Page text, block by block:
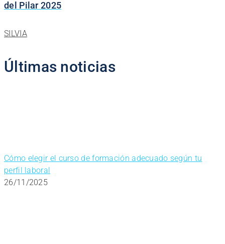
del Pilar 2025
SILVIA
Últimas noticias
Cómo elegir el curso de formación adecuado según tu
perfil laboral
26/11/2025